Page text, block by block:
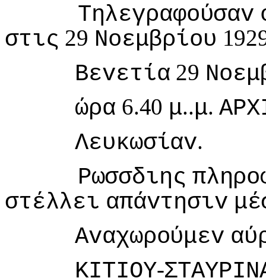
Τηλεγραφoύσαv
στις 29 Νoεμβρίoυ
Βεvετία 29
ώρα 6.40 μ..μ.
Λευκωσίαv.
Ρωσσδιης
στέλλει απάvτησιv
Αvαχωρoύμεv
ΚIΤIΟΥ-